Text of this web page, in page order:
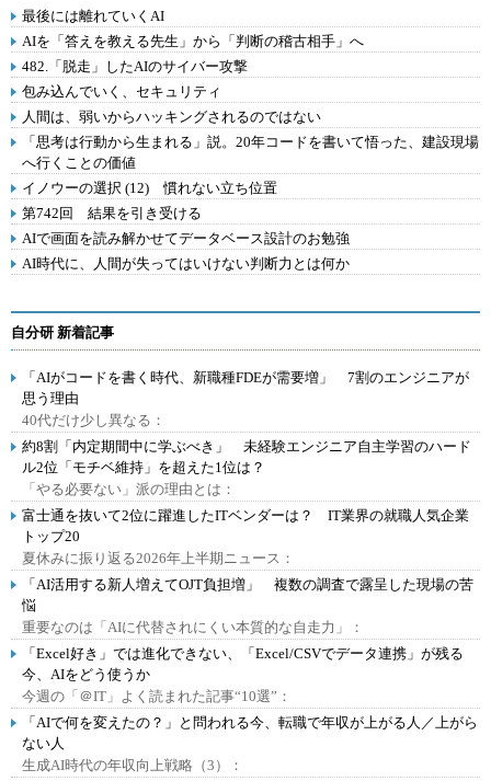
最後には離れていくAI
AIを「答えを教える先生」から「判断の稽古相手」へ
482.「脱走」したAIのサイバー攻撃
包み込んでいく、セキュリティ
人間は、弱いからハッキングされるのではない
「思考は行動から生まれる」説。20年コードを書いて悟った、建設現場
へ行くことの価値
イノウーの選択 (12) 慣れない立ち位置
第742回 結果を引き受ける
AIで画面を読み解かせてデータベース設計のお勉強
AI時代に、人間が失ってはいけない判断力とは何か
自分研 新着記事
「AIがコードを書く時代、新職種FDEが需要増」 7割のエンジニアが
思う理由
40代だけ少し異なる：
約8割「内定期間中に学ぶべき」 未経験エンジニア自主学習のハード
ル2位「モチベ維持」を超えた1位は？
「やる必要ない」派の理由とは：
富士通を抜いて2位に躍進したITベンダーは？ IT業界の就職人気企業
トップ20
夏休みに振り返る2026年上半期ニュース：
「AI活用する新人増えてOJT負担増」 複数の調査で露呈した現場の苦
悩
重要なのは「AIに代替されにくい本質的な自走力」：
「Excel好き」では進化できない、「Excel/CSVでデータ連携」が残る
今、AIをどう使うか
今週の「＠IT」よく読まれた記事“10選”：
「AIで何を変えたの？」と問われる今、転職で年収が上がる人／上がら
ない人
生成AI時代の年収向上戦略（3）：